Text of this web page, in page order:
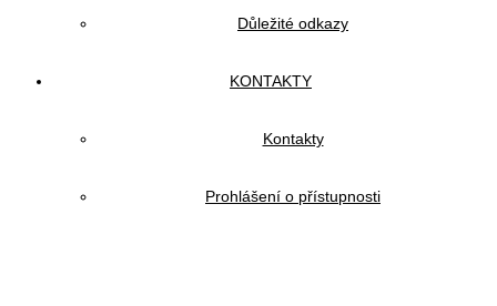
Důležité odkazy
KONTAKTY
Kontakty
Prohlášení o přístupnosti